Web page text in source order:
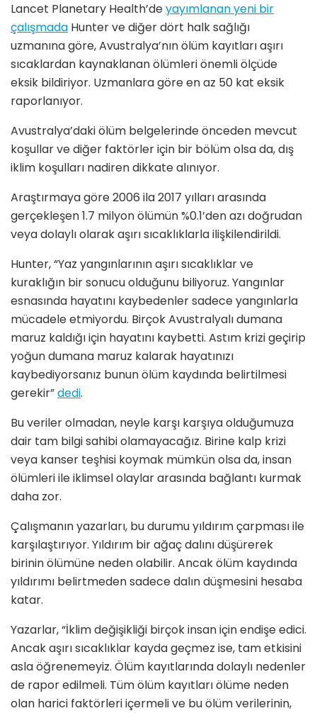
Lancet Planetary Health’deyayımlanan yeni bir
çalışmada Hunter ve diğer dört halk sağlığı
uzmanına göre, Avustralya’nın ölüm kayıtları aşırı
sıcaklardan kaynaklanan ölümleri önemli ölçüde
eksik bildiriyor. Uzmanlara göre en az 50 kat eksik
raporlanıyor.
Avustralya’daki ölüm belgelerinde önceden mevcut
koşullar ve diğer faktörler için bir bölüm olsa da, dış
iklim koşulları nadiren dikkate alınıyor.
Araştırmaya göre 2006 ila 2017 yılları arasında
gerçekleşen 1.7 milyon ölümün %0.1’den azı doğrudan
veya dolaylı olarak aşırı sıcaklıklarla ilişkilendirildi.
Hunter, “Yaz yangınlarının aşırı sıcaklıklar ve
kuraklığın bir sonucu olduğunu biliyoruz. Yangınlar
esnasında hayatını kaybedenler sadece yangınlarla
mücadele etmiyordu. Birçok Avustralyalı dumana
maruz kaldığı için hayatını kaybetti. Astım krizi geçirip
yoğun dumana maruz kalarak hayatınızı
kaybediyorsanız bunun ölüm kaydında belirtilmesi
gerekir”dedi.
Bu veriler olmadan, neyle karşı karşıya olduğumuza
dair tam bilgi sahibi olamayacağız. Birine kalp krizi
veya kanser teşhisi koymak mümkün olsa da, insan
ölümleri ile iklimsel olaylar arasında bağlantı kurmak
daha zor.
Çalışmanın yazarları, bu durumu yıldırım çarpması ile
karşılaştırıyor. Yıldırım bir ağaç dalını düşürerek
birinin ölümüne neden olabilir. Ancak ölüm kaydında
yıldırımı belirtmeden sadece dalın düşmesini hesaba
katar.
Yazarlar, “İklim değişikliği birçok insan için endişe edici.
Ancak aşırı sıcaklıklar kayda geçmez ise, tam etkisini
asla öğrenemeyiz. Ölüm kayıtlarında dolaylı nedenler
de rapor edilmeli. Tüm ölüm kayıtları ölüme neden
olan harici faktörleri içermeli ve bu ölüm verilerinin,